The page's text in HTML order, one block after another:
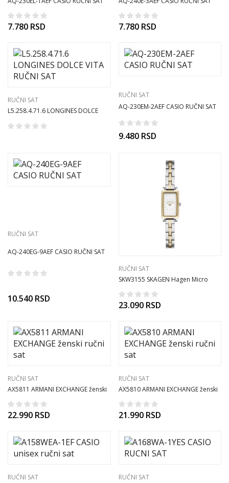
7.780 RSD 7.780 RSD
RUČNI SAT
L5.258.4.71.6 LONGINES DOLCE
RUČNI SAT
AQ-230EM-2AEF CASIO RUČNI SAT
9.480 RSD
RUČNI SAT
AQ-240EG-9AEF CASIO RUČNI SAT
10.540 RSD
RUČNI SAT
SKW3155 SKAGEN Hagen Micro
ženski ručni sat
23.090 RSD
RUČNI SAT
AX5811 ARMANI EXCHANGE ženski
ručni sat
22.990 RSD
RUČNI SAT
AX5810 ARMANI EXCHANGE ženski
ručni sat
21.990 RSD
RUČNI SAT
RUČNI SAT